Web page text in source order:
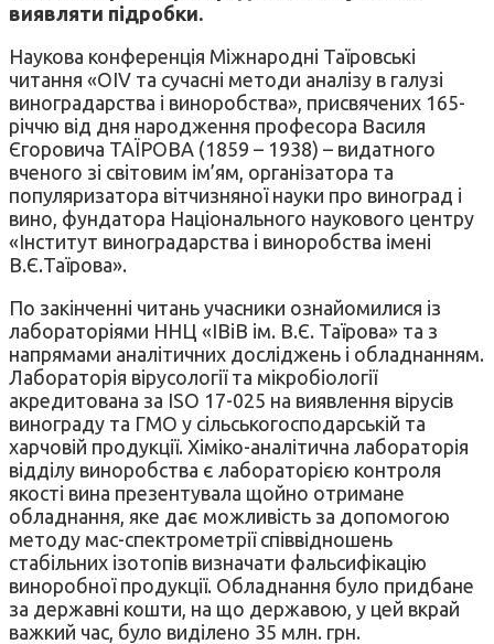
виявляти підробки.
Наукова конференція Міжнародні Таїровські
читання «OIV та сучасні методи аналізу в галузі
виноградарства і виноробства», присвячених 165-
річчю від дня народження професора Василя
Єгоровича ТАЇРОВА (1859 – 1938) – видатного
вченого зі світовим ім’ям, організатора та
популяризатора вітчизняної науки про виноград і
вино, фундатора Національного наукового центру
«Інститут виноградарства і виноробства імені
В.Є.Таїрова».
По закінченні читань учасники ознайомилися із
лабораторіями ННЦ «ІВіВ ім. В.Є. Таїрова» та з
напрямами аналітичних досліджень і обладнанням.
Лабораторія вірусології та мікробіології
акредитована за ISO 17-025 на виявлення вірусів
винограду та ГМО у сільськогосподарській та
харчовій продукції. Хіміко-аналітична лабораторія
відділу виноробства є лабораторією контроля
якості вина презентувала щойно отримане
обладнання, яке дає можливість за допомогою
методу мас-спектрометрії співвідношень
стабільних ізотопів визначати фальсифікацію
виноробної продукції. Обладнання було придбане
за державні кошти, на що державою, у цей вкрай
важкий час, було виділено 35 млн. грн.